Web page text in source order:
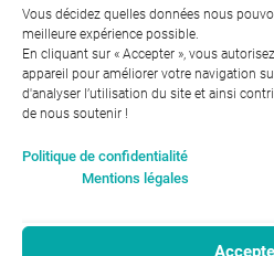
Vous décidez quelles données nous
meilleure expérience possible.
En cliquant sur « Accepter », vous
appareil pour améliorer votre navigation
d'analyser l’utilisation du site et ainsi
de nous soutenir !
Politique de confidentialité
Mentions légales
← Précédent
femmes : 94